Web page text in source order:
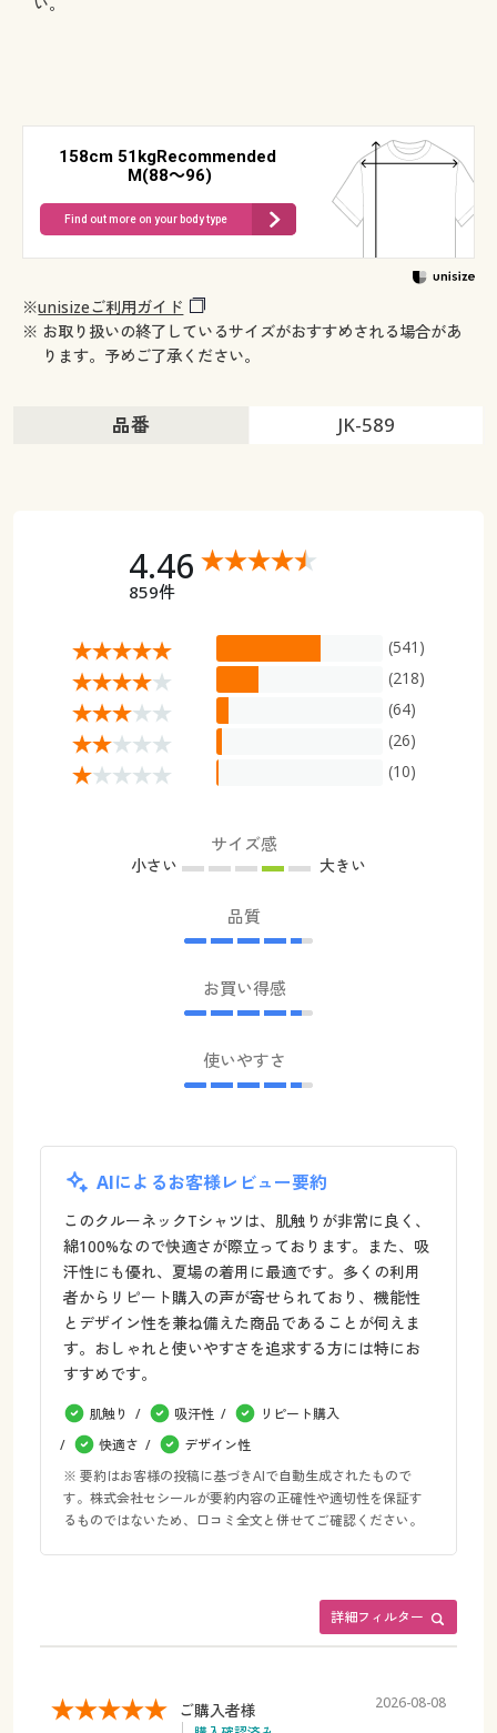
158cm 51kgRecommended
M(88～96)
Find out more on your body type
※unisizeご利用ガイド
※ お取り扱いの終了しているサイズがおすすめされる場合があ
ります。予めご了承ください。
品番 JK-589
4.46
859件
(541)
(218)
(64)
(26)
(10)
サイズ感
小さい 大きい
品質
お買い得感
使いやすさ
AIによるお客様レビュー要約
このクルーネックTシャツは、肌触りが非常に良く、
綿100%なので快適さが際立っております。また、吸
汗性にも優れ、夏場の着用に最適です。多くの利用
者からリピート購入の声が寄せられており、機能性
とデザイン性を兼ね備えた商品であることが伺えま
す。おしゃれと使いやすさを追求する方には特にお
すすめです。
肌触り 吸汗性
リピート購入
快適さ
デザイン性
※ 要約はお客様の投稿に基づきAIで自動生成されたもので
す。株式会社セシールが要約内容の正確性や適切性を保証す
るものではないため、口コミ全文と併せてご確認ください。
詳細フィルター
ご購入者様 2026-08-08